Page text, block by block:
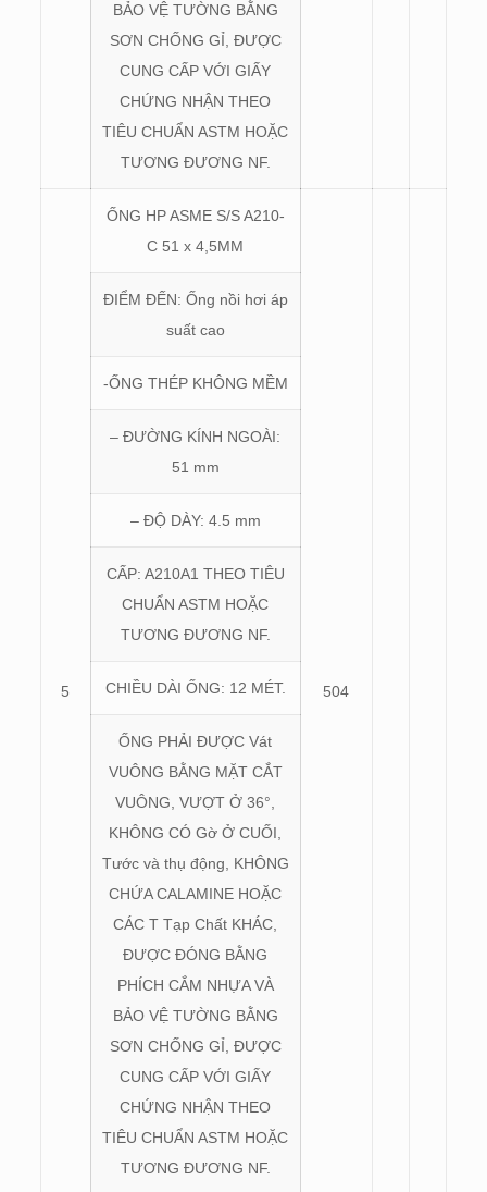
BẢO VỆ TƯỜNG BẰNG
SƠN CHỐNG GỈ, ĐƯỢC
CUNG CẤP VỚI GIẤY
CHỨNG NHẬN THEO
TIÊU CHUẨN ASTM HOẶC
TƯƠNG ĐƯƠNG NF.
5
ỐNG HP ASME S/S A210-
C 51 x 4,5MM
504
ĐIỂM ĐẾN: Ống nồi hơi áp
suất cao
-ỐNG THÉP KHÔNG MỀM
– ĐƯỜNG KÍNH NGOÀI:
51 mm
– ĐỘ DÀY: 4.5 mm
CẤP: A210A1 THEO TIÊU
CHUẨN ASTM HOẶC
TƯƠNG ĐƯƠNG NF.
CHIỀU DÀI ỐNG: 12 MÉT.
ỐNG PHẢI ĐƯỢC Vát
VUÔNG BẰNG MẶT CẮT
VUÔNG, VƯỢT Ở 36°,
KHÔNG CÓ Gờ Ở CUỐI,
Tước và thụ động, KHÔNG
CHỨA CALAMINE HOẶC
CÁC T Tạp Chất KHÁC,
ĐƯỢC ĐÓNG BẰNG
PHÍCH CẮM NHỰA VÀ
BẢO VỆ TƯỜNG BẰNG
SƠN CHỐNG GỈ, ĐƯỢC
CUNG CẤP VỚI GIẤY
CHỨNG NHẬN THEO
TIÊU CHUẨN ASTM HOẶC
TƯƠNG ĐƯƠNG NF.